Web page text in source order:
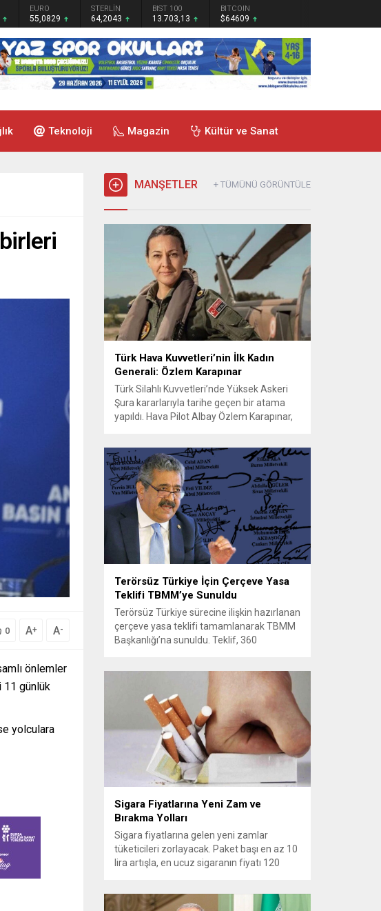
EURO
55,0829
STERLİN
64,2043
BIST 100
13.703,13
BITCOIN
$64609
Teknoloji Magazin Kültür ve Sanat
0 A+ A-
önlemler
11 günlük
yolculara
MANŞETLER + TÜMÜNÜ GÖRÜNTÜLE
Türk Hava Kuvvetleri’nin İlk Kadın
Generali: Özlem Karapınar
Türk Silahlı Kuvvetleri’nde Yüksek Askeri
Şura kararlarıyla tarihe geçen bir atama
yapıldı. Hava Pilot Albay Özlem Karapınar,
Kuvvetleri’nde general rütbesine erişen ilk
kadın subay oldu. Bu terfi, kadınların askeri
komuta kademelerindeki temsiliyetinin
güçlenmesi açısından önemli bir işaret
niteliği taşıyor. YAŞ toplantısında...
Terörsüz Türkiye İçin Çerçeve Yasa
Teklifi TBMM’ye Sunuldu
Terörsüz Türkiye sürecine ilişkin hazırlanan
çerçeve yasa teklifi tamamlanarak TBMM
Başkanlığı’na sunuldu. Teklif, 360
grubundan milletvekillerinin desteğiyle
hazırlandı. Çerçeve düzenleme kısa süre
içinde Adalet Komisyonu’nda görüşülecek
ve Genel Kurul gündemine alınması
bekleniyor. Teklifin TBMM’de ele
alınmasıyla süreçte...
Sigara Fiyatlarına Yeni Zam ve
Bırakma Yolları
Sigara fiyatlarına gelen yeni zamlar
tüketicileri zorlayacak. Paket başı en az 10
lira artışla, en ucuz sigaranın fiyatı 120
Geçmişte Türkiye’de tütün politikalarını